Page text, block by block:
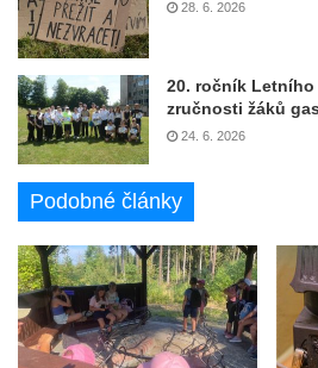
28. 6. 2026
20. ročník
zručnosti žáků
24. 6. 2026
Podobné články